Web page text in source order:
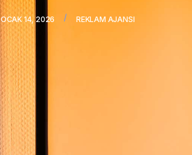
OCAK 14, 2026 / REKLAM AJANSI